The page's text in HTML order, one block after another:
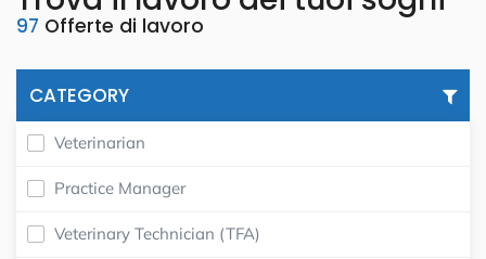
97 Offerte di lavoro
CATEGORY
Veterinarian
Practice Manager
Veterinary Technician (TFA)